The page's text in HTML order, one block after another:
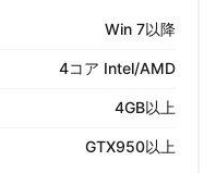
Win 7以降
4コア Intel/AMD
4GB以上
GTX950以上